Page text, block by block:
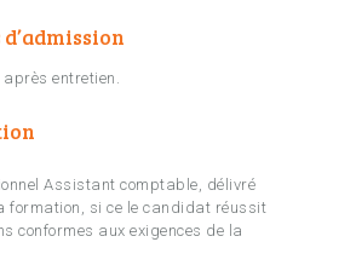
entretien.
Assistant comptable, délivré
formation, si ce le candidat réussit
conformes aux exigences de la